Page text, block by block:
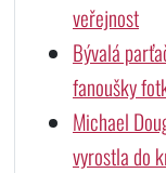
veřejnost
Bývalá
fanoušky
Michael
vyrostla do